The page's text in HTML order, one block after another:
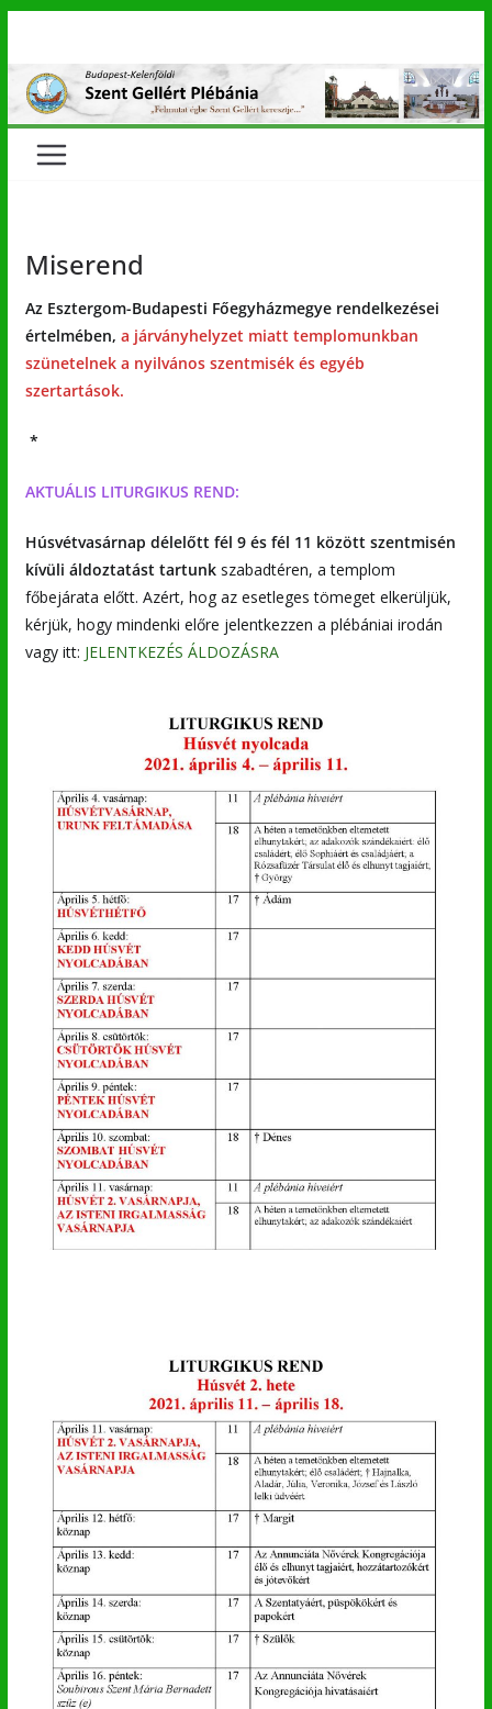
content
Miserend
Az Esztergom-Budapesti Főegyházmegye rendelkezései
értelmében, a járványhelyzet miatt templomunkban
szünetelnek a nyilvános szentmisék és egyéb
szertartások.
*
AKTUÁLIS LITURGIKUS REND:
Húsvétvasárnap délelőtt fél 9 és fél 11 között szentmisén
kívüli áldoztatást tartunkszabadtéren, a templom
főbejárata előtt. Azért, hog az esetleges tömeget elkerüljük,
kérjük, hogy mindenki előre jelentkezzen a plébániai irodán
vagy itt: JELENTKEZÉS ÁLDOZÁSRA